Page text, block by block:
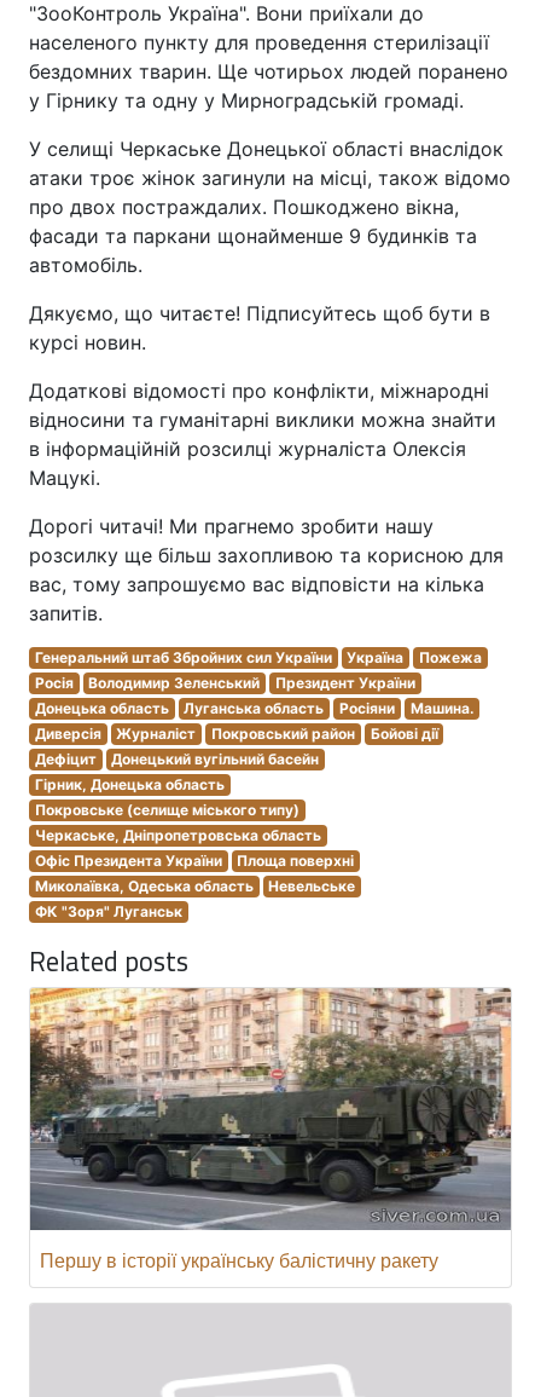
"ЗооКонтроль Україна". Вони приїхали до
населеного пункту для проведення стерилізації
бездомних тварин. Ще чотирьох людей поранено
у Гірнику та одну у Мирноградській громаді.
У селищі Черкаське Донецької області внаслідок
атаки троє жінок загинули на місці, також відомо
про двох постраждалих. Пошкоджено вікна,
фасади та паркани щонайменше 9 будинків та
автомобіль.
Дякуємо, що читаєте! Підписуйтесь щоб бути в
курсі новин.
Додаткові відомості про конфлікти, міжнародні
відносини та гуманітарні виклики можна знайти
в інформаційній розсилці журналіста Олексія
Мацукі.
Дорогі читачі! Ми прагнемо зробити нашу
розсилку ще більш захопливою та корисною для
вас, тому запрошуємо вас відповісти на кілька
запитів.
Генеральний штаб Збройних сил України Україна
Пожежа
Росія
Володимир Зеленський
Президент України
Донецька область
Луганська область Росіяни
Машина.
Диверсія
Журналіст Покровський район
Бойові дії
Дефіцит
Донецький вугільний басейн
Гірник, Донецька область
Покровське (селище міського типу)
Черкаське, Дніпропетровська область
Офіс Президента України
Площа поверхні
Миколаївка, Одеська область
Невельське
ФК "Зоря" Луганськ
Related posts
Першу в історії українську балістичну ракету